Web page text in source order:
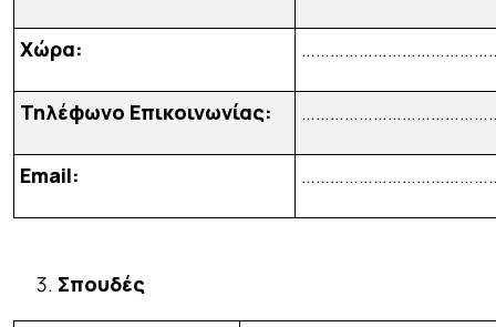
Χώρα:
Τηλέφωνο Επικοινωνίας:
Email:
Σπουδές